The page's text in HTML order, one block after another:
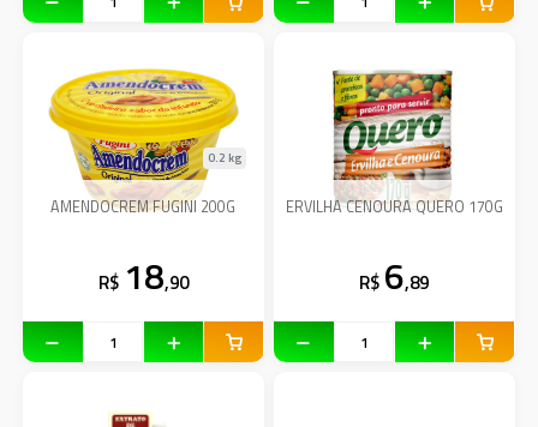
AMENDOCREM FUGINI 200G
0.2 kg
R$ 18,90
ERVILHA CENOURA QUERO 170G
R$ 6,89